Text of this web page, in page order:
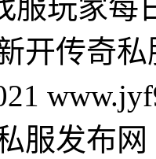
服玩家每
开传奇
服发布